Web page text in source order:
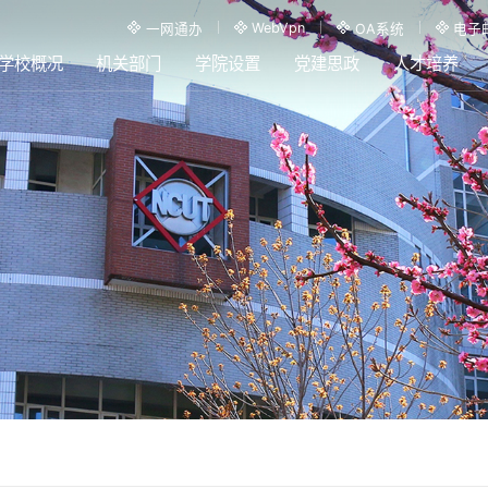
一网通办 WebVpn OA系统 电子
校概况 机关部门 学院设置 党建思政 人才培养